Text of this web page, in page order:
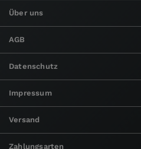
Über uns
AGB
Datenschutz
Impressum
Versand
Zahlungsarten